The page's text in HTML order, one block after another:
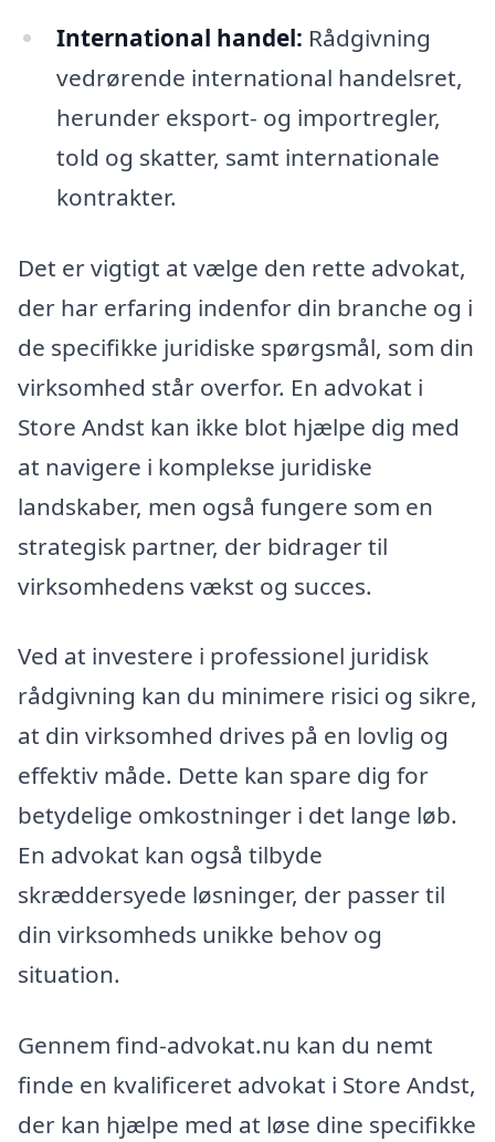
International handel: Rådgivning
vedrørende international handelsret,
herunder eksport- og importregler,
told og skatter, samt internationale
kontrakter.
Det er vigtigt at vælge den rette advokat,
der har erfaring indenfor din branche og i
de specifikke juridiske spørgsmål, som din
virksomhed står overfor. En advokat i
Store Andst kan ikke blot hjælpe dig med
at navigere i komplekse juridiske
landskaber, men også fungere som en
strategisk partner, der bidrager til
virksomhedens vækst og succes.
Ved at investere i professionel juridisk
rådgivning kan du minimere risici og sikre,
at din virksomhed drives på en lovlig og
effektiv måde. Dette kan spare dig for
betydelige omkostninger i det lange løb.
En advokat kan også tilbyde
skræddersyede løsninger, der passer til
din virksomheds unikke behov og
situation.
Gennem find-advokat.nu kan du nemt
finde en kvalificeret advokat i Store Andst,
der kan hjælpe med at løse dine specifikke